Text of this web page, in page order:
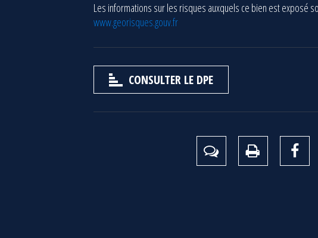
Les informations sur les risques auxquels ce bien est exposé
www.georisques.gouv.fr
CONSULTER LE DPE